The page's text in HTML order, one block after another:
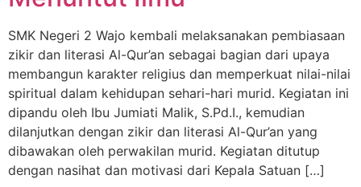
SMK Negeri 2 Wajo kembali melaksanakan pembiasaan
zikir dan literasi Al-Qur’an sebagai bagian dari upaya
membangun karakter religius dan memperkuat nilai-nilai
spiritual dalam kehidupan sehari-hari murid. Kegiatan ini
dipandu oleh Ibu Jumiati Malik, S.Pd.I., kemudian
dilanjutkan dengan zikir dan literasi Al-Qur’an yang
dibawakan oleh perwakilan murid. Kegiatan ditutup
dengan nasihat dan motivasi dari Kepala Satuan […]